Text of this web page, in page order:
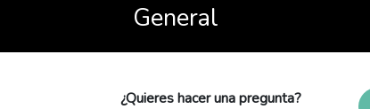
General
¿Quieres hacer una pregunta?